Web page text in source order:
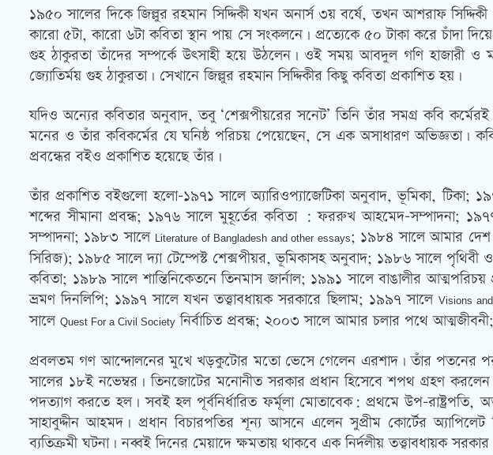
১৯৫০ সালের দিকে জিল্লুর রহমান সিদ্দিকী যখন অনার্স ৩য় বর্ষে, তখন আশরাফ
কারো ৫টা, কারো ৬টা কবিতা স্থান পায় সে সংকলনে। প্রত্যেকে ৫০ টাকা করে
গুহ ঠাকুরতা তাঁদের সম্পর্কে উৎসাহী হয়ে উঠলেন। ওই সময় আবদুল গণি হাজারী ও
জ্যোতির্ময় গুহ ঠাকুরতা। সেখানে জিল্লুর রহমান সিদ্দিকীর কিছু কবিতা প্রকাশিত হয়।
যদিও অন্যের কবিতার অনুবাদ, তবু ‘শেক্সপীয়রের সনেট’ তিনি তাঁর সমগ্র কবি
মনের ও তাঁর কবিকর্মের যে ঘনিষ্ঠ পরিচয় পেয়েছেন, সে এক অসাধারণ অভিজ্ঞতা।
প্রবন্ধের বইও প্রকাশিত হয়েছে তাঁর।
তাঁর প্রকাশিত বইগুলো হলো-১৯৭১ সালে অ্যারিওপ্যাজেটিকা অনুবাদ, ভূমিকা,
শব্দের সীমানা প্রবন্ধ; ১৯৭৬ সালে মুহূর্তের কবিতা : ফররুখ আহমেদ-সম্পাদনা;
সম্পাদনা; ১৯৮৩ সালে
Literature of Bangladesh and other essays; ১৯৮৪ সালে আমার দেশ
সিরিজ); ১৯৮৫ সালে দ্যা টেম্পেস্ট শেক্সপীয়র, ভূমিকাসহ অনুবাদ; ১৯৮৬ সালে
কবিতা; ১৯৮৯ সালে শান্তিনিকেতনে তিনমাস জার্নাল; ১৯৯১ সালে বাঙালীর
ভ্রমণ দিনলিপি; ১৯৯৭ সালে যখন তত্ত্বাবধায়ক সরকারে ছিলাম; ১৯৯৭ সালে Visions
সালে Quest For a Civil Society নির্বাচিত প্রবন্ধ; ২০০৩ সালে আমার চলার পথে
প্রবলতম গণ আন্দোলনের মুখে খড়কুটোর মতো ভেসে গেলেন এরশাদ। তাঁর পতনের পর
সালের ১৮ই নভেম্বর। তিনজোটের মনোনীত সরকার প্রধান হিসেবে শপথ গ্রহণ
পদত্যাগ করতে হল। সবই হল পূর্বনির্ধারিত ফর্মূলা মোতাবেক: প্রথমে উপ-রাষ্ট্রপতি,
সাহাবুদ্দীন আহমদ। প্রধান বিচারপতির শূন্য আসনে এলেন সুপ্রীম কোর্টের
ব্যতিক্রমী ঘটনা। নব্বই দিনের মেয়াদে ক্ষমতায় থাকবে এক নির্দলীয় তত্ত্বাবধায়ক